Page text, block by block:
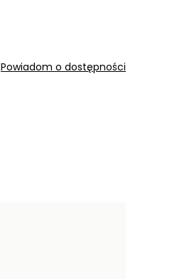
Powiadom o dostępności